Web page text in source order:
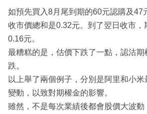
如預先買入8月尾到期的60元認購及47
收市價總和是0.32元。到了翌日收市，
0.16元。
最糟糕的是，估價下跌了一點，認沽
跌。
以上舉了兩個例子，分別是阿里和小
變動，以致對期權金的影響。
雖然，不是每次業績後都會股價大波